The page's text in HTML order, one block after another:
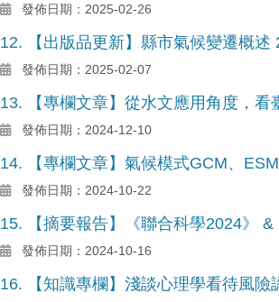
發佈日期：2025-02-26
12. 【出版品更新】縣市氣候變遷概述
發佈日期：2025-02-07
13. 【專欄文章】從水文應用角度，
發佈日期：2024-12-10
14. 【專欄文章】氣候模式GCM、
發佈日期：2024-10-22
15. 【摘要報告】《聯合科學2024》
發佈日期：2024-10-16
16. 【知識專欄】淺談心理學看待風險